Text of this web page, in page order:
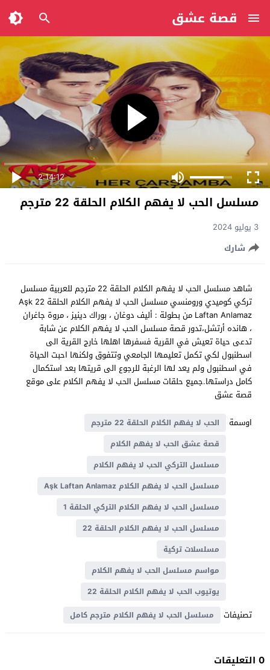
قصة عشق
2:14:12
مسلسل الحب لا يفهم الكلام الحلقة 22 مترجم
3 يوليو 2024
شارك
شاهد مسلسل الحب لا يفهم الكلام الحلقة 22 مترجم للعربية مسلسل
تركي كوميدي ورومنسي مسلسل الحب لا يفهم الكلام الحلقة 22 Aşk
Laftan Anlamaz من بطولة : أليف دوغان ، بوراك دينيز ، مروة جاغران
، هانده أرتشل،تدور قصة مسلسل الحب لا يفهم الكلام عن شابة
تدعى حياة تعيش في القرية فسفرها اهلها خارج القرية الى
اسطنبول لكي تكمل تعليمها الجامعي وتتفوق ولكنها احبت الحياة
في اسطنبول ولم يعد لها الرغبة للرجوع الى قريتها بعد استكمال
كامل دراستها.جميع حلقات مسلسل الحب لا يفهم الكلام على موقع
قصة عشق
اوسمة
الحب لا يفهم الكلام الحلقة 22 مترجم
قصة عشق الحب لا يفهم الكلام
مسلسل التركي الحب لا يفهم الكلام
مسلسل الحب لا يفهم الكلام Aşk Laftan Anlamaz
مسلسل الحب لا يفهم الكلام التركي الحلقة 1
مسلسل الحب لا يفهم الكلام الحلقة 22
مسلسلات تركية
مواسم مسلسل الحب لا يفهم الكلام
يوتيوب الحب لا يفهم الكلام الحلقة 22
تصنيفات مسلسل الحب لا يفهم الكلام مترجم كامل
0 التعليقات